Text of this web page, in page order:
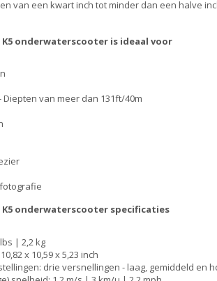
van een kwart inch tot minder dan een halve
K5 onderwaterscooter is ideaal voor
Diepten van meer dan 131ft/40m
K5 onderwaterscooter specificaties
| 2,2 kg
x 10,59 x 5,23 inch
drie versnellingen - laag, gemiddeld en